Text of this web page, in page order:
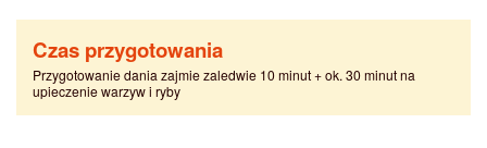
Czas przygotowania
Przygotowanie dania zajmie zaledwie 10 minut + ok. 30 minut na
upieczenie warzyw i ryby